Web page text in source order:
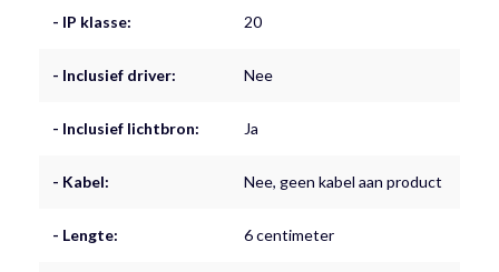
- IP klasse: 20
- Inclusief driver: Nee
- Inclusief lichtbron: Ja
- Kabel: Nee, geen kabel aan product
- Lengte: 6 centimeter